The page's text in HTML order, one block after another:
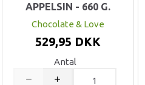
APPELSIN - 660 G.
Chocolate & Love
529,95 DKK
Antal